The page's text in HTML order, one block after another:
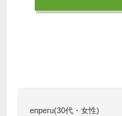
enperu(30代・女性)